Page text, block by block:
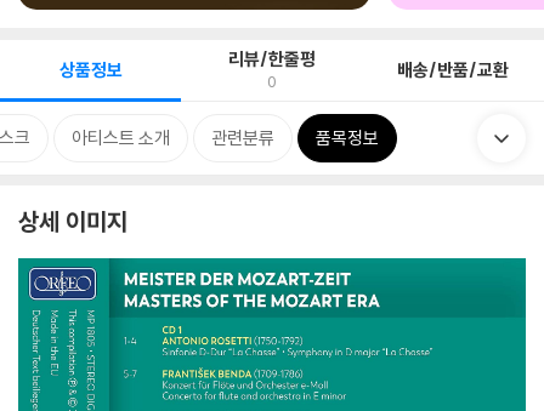
상품정보 리뷰/한줄평
0 배송/반품/교환
크 아티스트 소개 관련분류 품목정보
상세 이미지